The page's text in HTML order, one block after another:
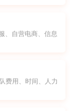
、自营电商、信息
费用、时间、人力